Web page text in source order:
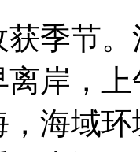
获季节
离岸，
，海域